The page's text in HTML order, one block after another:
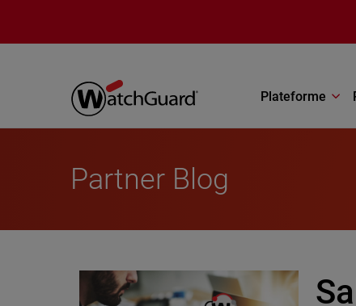
Plateforme
Partner Blog